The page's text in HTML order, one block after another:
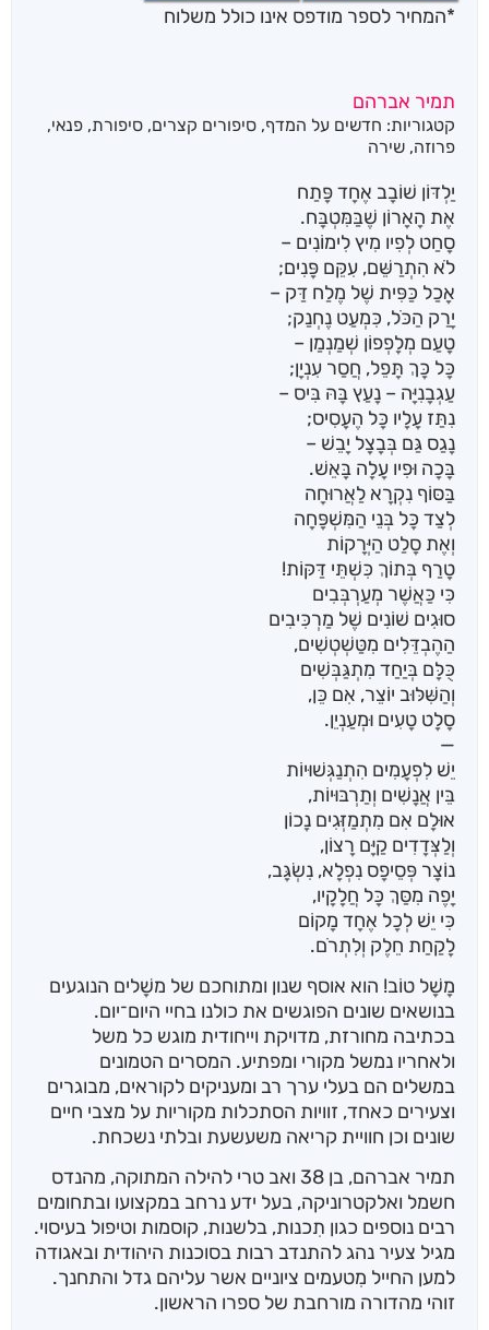
*המחיר לספר מודפס אינו כולל משלוח
תמיר אברהם
קטגוריות: חדשים על המדף, סיפורים קצרים, סיפורת, פנאי,
פרוזה, שירה
יַלְדּוֹן שׁוֹבָב אֶחָד פָּתַח
אֶת הָאָרוֹן שֶׁבַּמִּטְבָּח.
סָחַט לְפִיו מִיץ לִימוֹנִים –
לֹא הִתְרַשֵּׁם, עִקֵּם פָּנִים;
אָכַל כַּפִּית שֶׁל מֶלַח דַּק –
יָרַק הַכֹּל, כִּמְעַט נֶחְנַק;
טָעַם מְלָפְפוֹן שְׁמַנְמַן –
כָּל כָּךְ תָּפֵל, חֲסַר עִנְיָן;
עַגְבָנִיָּה – נָעַץ בָּהּ בִּיס –
נִתַּז עָלָיו כָּל הֶעָסִיס;
נָגַס גַּם בְּבָצָל יָבֵשׁ –
בָּכָה וּפִיו עָלָה בָּאֵשׁ.
בַּסּוֹף נִקְרָא לַאֲרוּחָה
לְצַד כָּל בְּנֵי הַמִּשְׁפָּחָה
וְאֶת סָלַט הַיְּרָקוֹת
טָרַף בְּתוֹךְ כִּשְׁתֵּי דַּקּוֹת!
כִּי כַּאֲשֶׁר מְעַרְבְּבִים
סוּגִים שׁוֹנִים שֶׁל מַרְכִּיבִים
הַהֶבְדֵּלִים מִטַּשְׁטְשִׁים,
כֻּלָּם בְּיַחַד מִתְגַּבְּשִׁים
וְהַשִּׁלּוּב יוֹצֵר, אִם כֵּן,
סָלָט טָעִים וּמְעַנְיֵן.
—
יֵשׁ לִפְעָמִים הִתְנַגְּשׁוּיוֹת
בֵּין אֲנָשִׁים וְתַרְבּוּיוֹת,
אוּלָם אִם מִתְמַזְּגִים נָכוֹן
וְלַצְּדָדִים קַיָּם רָצוֹן,
נוֹצָר פְּסֵיפָס נִפְלָא, נִשְׂגָּב,
יָפֶה מִסַּךְ כָּל חֲלָקָיו,
כִּי יֵשׁ לְכָל אֶחָד מָקוֹם
לָקַחַת חֵלֶק וְלִתְרֹם.
מָשָׁל טוֹב! הוא אוסף שנון ומתוחכם של משָׁלים הנוגעים
בנושאים שונים הפוגשים את כולנו בחיי היום־יום.
בכתיבה מחורזת, מדויקת וייחודית מוגש כל משל
ולאחריו נמשל מקורי ומפתיע. המסרים הטמונים
במשלים הם בעלי ערך רב ומעניקים לקוראים, מבוגרים
וצעירים כאחד, זוויות הסתכלות מקוריות על מצבי חיים
שונים וכן חוויית קריאה משעשעת ובלתי נשכחת.
תמיר אברהם, בן 38 ואב טרי להילה המתוקה, מהנדס
חשמל ואלקטרוניקה, בעל ידע נרחב במקצועו ובתחומים
רבים נוספים כגון תִכנות, בלשנות, קוסמות וטיפול בעיסוי.
מגיל צעיר נהג להתנדב רבות בסוכנות היהודית ובאגודה
למען החייל מִטעמים ציוניים אשר עליהם גדל והתחנך.
זוהי מהדורה מורחבת של ספרו הראשון.